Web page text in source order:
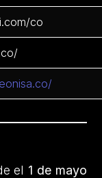
co
el 1 de mayo